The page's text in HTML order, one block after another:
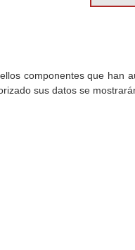
componentes que han
sus datos se